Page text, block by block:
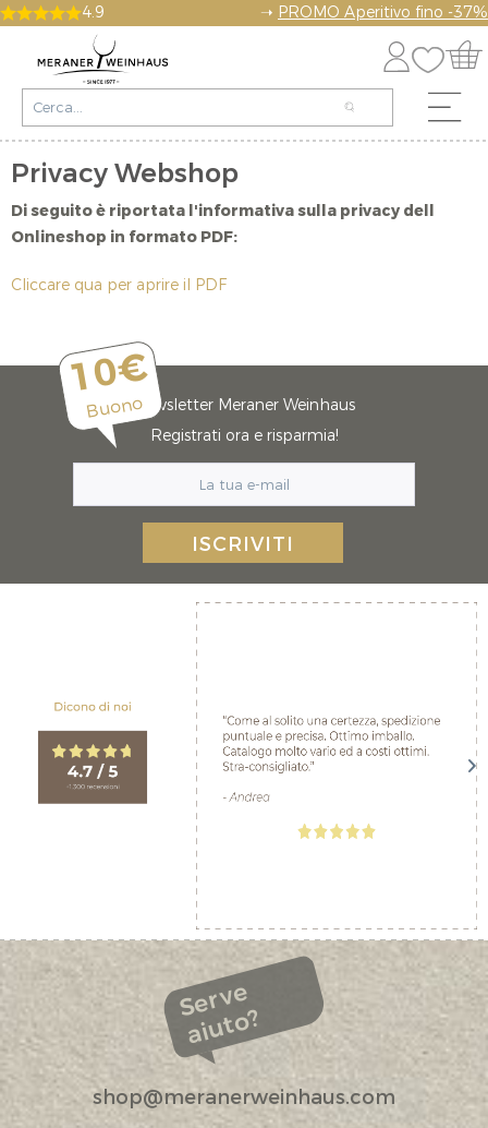
4.9 ➝ PROMO Aperitivo fino -37%
Privacy Webshop
Di seguito è riportata l'informativa sulla privacy dell
Onlineshop in formato PDF:
Cliccare qua per aprire il PDF
10€
BuonoNewsletter Meraner Weinhaus
Registrati ora e risparmia!
ISCRIVITI
Serve
aiuto?
shop@meranerweinhaus.com